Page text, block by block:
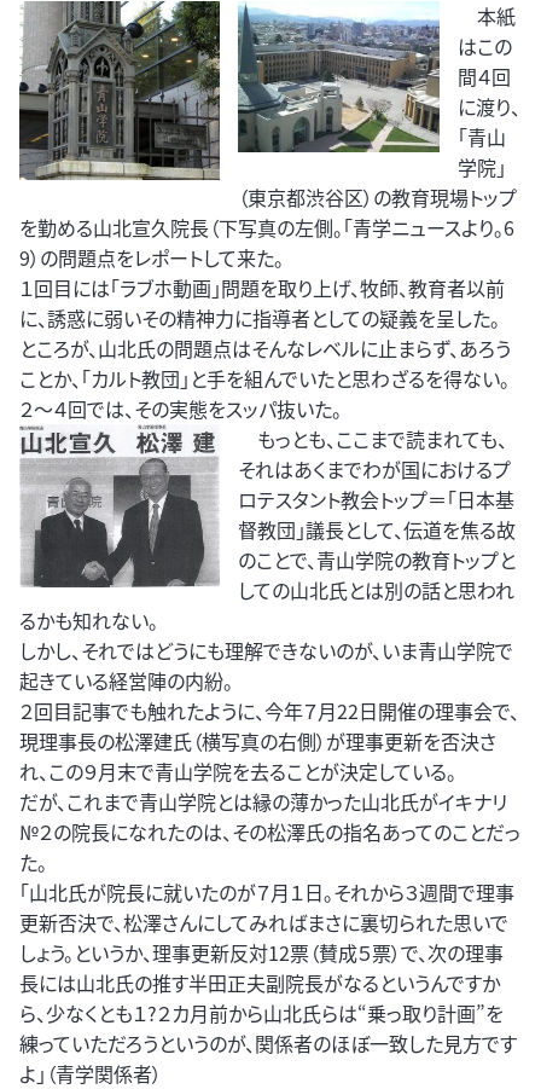
本紙
はこの
間４回
に渡り、
「青山
学院」
（東京都渋谷区）の教育現場トップ
を勤める山北宣久院長（下写真の左側。「青学ニュースより。6
9）の問題点をレポートして来た。
１回目には「ラブホ動画」問題を取り上げ、牧師、教育者以前
に、誘惑に弱いその精神力に指導者としての疑義を呈した。
ところが、山北氏の問題点はそんなレベルに止まらず、あろう
ことか、「カルト教団」と手を組んでいたと思わざるを得ない。
２～４回では、その実態をスッパ抜いた。
もっとも、ここまで読まれても、
それはあくまでわが国におけるプ
ロテスタント教会トップ＝「日本基
督教団」議長として、伝道を焦る故
のことで、青山学院の教育トップと
しての山北氏とは別の話と思われ
るかも知れない。
しかし、それではどうにも理解できないのが、いま青山学院で
起きている経営陣の内紛。
２回目記事でも触れたように、今年７月22日開催の理事会で、
現理事長の松澤建氏（横写真の右側）が理事更新を否決さ
れ、この９月末で青山学院を去ることが決定している。
だが、これまで青山学院とは縁の薄かった山北氏がイキナリ
№２の院長になれたのは、その松澤氏の指名あってのことだっ
た。
「山北氏が院長に就いたのが７月１日。それから３週間で理事
更新否決で、松澤さんにしてみればまさに裏切られた思いで
しょう。というか、理事更新反対12票（賛成５票）で、次の理事
長には山北氏の推す半田正夫副院長がなるというんですか
ら、少なくとも１?２カ月前から山北氏らは“乗っ取り計画”を
練っていただろうというのが、関係者のほぼ一致した見方です
よ」（青学関係者）